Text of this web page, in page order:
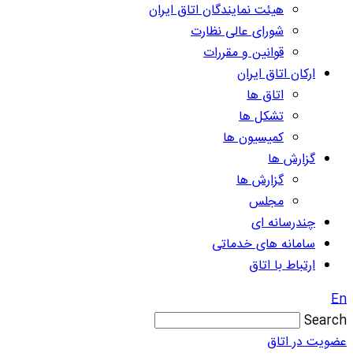
هیئت نمایندگان اتاق ایران
شورای عالی نظارت
قوانین و مقررات
ارکان اتاق ایران
اتاق ها
تشکل ها
کمیسیون ها
گزارش ها
گزارش ها
مجلس
چندرسانه ای
سامانه های خدماتی
ارتباط با اتاق
En
Search
عضویت در اتاق